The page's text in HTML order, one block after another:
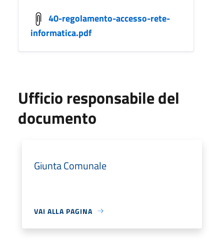
40-regolamento-accesso-rete-
informatica.pdf
Ufficio responsabile del
documento
Giunta Comunale
VAI ALLA PAGINA